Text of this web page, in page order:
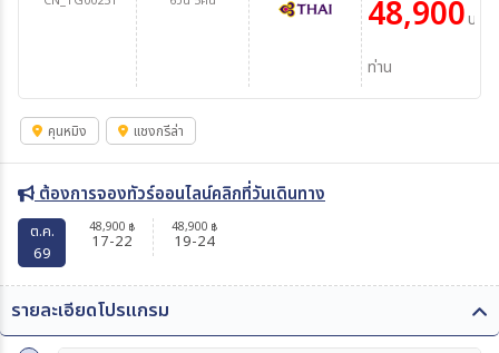
48,900บาท/
ท่าน
คุนหมิง แชงกรีล่า
ต้องการจองทัวร์ออนไลน์คลิกที่วันเดินทาง
ต.ค.
69
48,900 ฿
17-22
48,900 ฿
19-24
รายละเอียดโปรแกรม